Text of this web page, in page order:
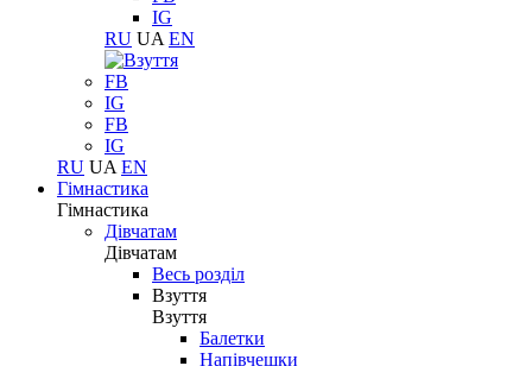
IG
RU UA EN
FB
IG
FB
IG
RU UA EN
Гімнастика
Гімнастика
Дівчатам
Дівчатам
Весь розділ
Взуття
Взуття
Балетки
Напівчешки